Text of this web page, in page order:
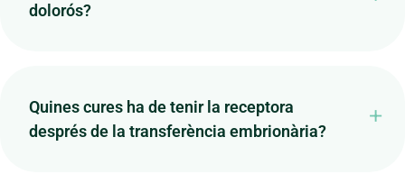
dolorós?
Quines cures ha de tenir la receptora
després de la transferència embrionària?